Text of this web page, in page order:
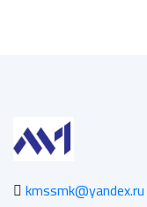
kmssmk@yandex.ru